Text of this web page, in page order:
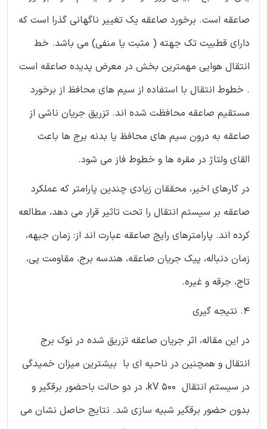
صاعقه است. برخورد صاعقه یک تغییر ناگهانی گذرا است که
دارای قطبیت تک جهته ( مثبت یا منفی) می باشد. خط
انتقال هوایی مهمترین بخش در معرض پدیده صاعقه است
. خطوط انتقال با استفاده از سیم های محافظ از برخورد
مستقیم صاعقه محافظت شده اند. تزریق جریان ناشی از
صاعقه به درون سیم های محافظ یا بدنه برج ها باعث
القای ولتاژ در مقره ها و خطوط فاز می شود.
در کارهای اخیر، محققان زیادی چندین پارامتر که عملکرد
صاعقه بر سیستم انتقال را تحت تاثیر قرار می دهد، مطالعه
کرده اند. پارامترهای رایج صاعقه عبارت اند از: زمان جبهه،
زمان دنباله، پیک جریان صاعقه، هندسه برج، مقاومت پی،
تاج، جرقه و غیره.
4. نتیجه گیری
در این مقاله، اثر جریان صاعقه تزریق شده در نوک برج
انتقال و همچنین در ناحیه ای با بیشترین میزان خمیدگی
در سیستم انتقال 500 kV، در دو حالت باحضور برقگیر و
بدون حضور برقگیر شبیه سازی شد. نتایج حاصل نشان می